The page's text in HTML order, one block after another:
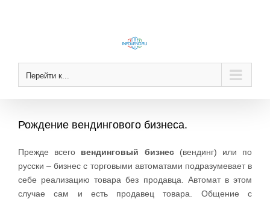
Перейти к...
Рождение вендингового бизнеса.
Прежде всего вендинговый бизнес(вендинг) или по
русски – бизнес с торговыми автоматами подразумевает в
себе реализацию товара без продавца. Автомат в этом
случае сам и есть продавец товара. Общение с